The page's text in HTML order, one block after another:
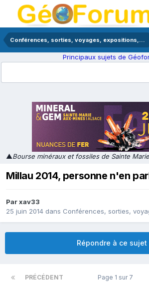
Conférences, sorties, voyages, expositions,...
Principaux sujets de
▲Bourse minéraux et fossiles de Sainte
Millau 2014, personne n'en
Parxav33
25 juin 2014 dans Conférences, sorties,
Répondre à ce sujet
PRÉCÉDENT Page 1 sur 7